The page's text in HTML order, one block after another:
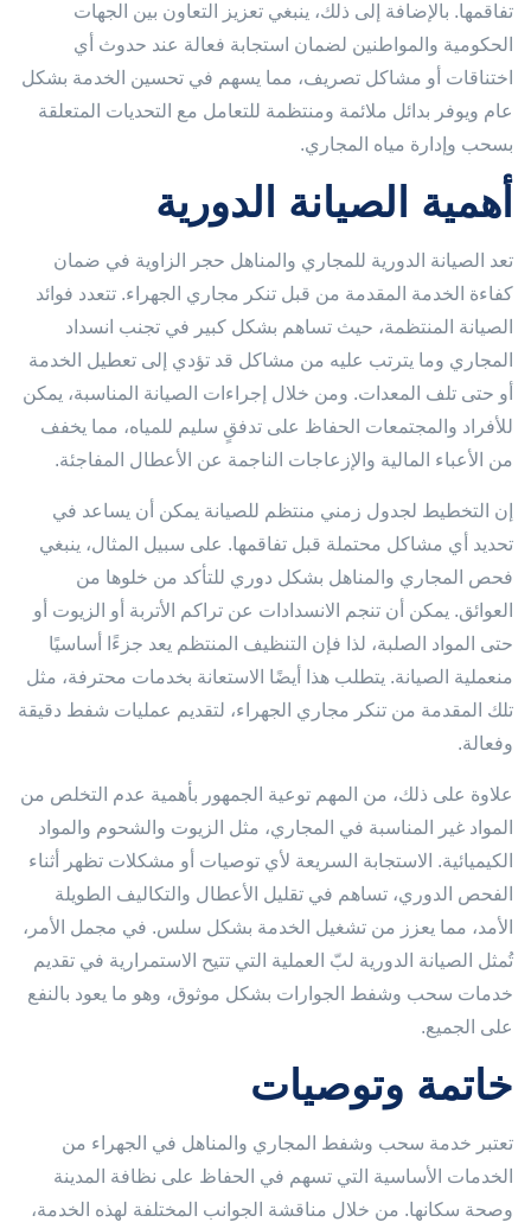
تفاقمها. بالإضافة إلى ذلك، ينبغي تعزيز التعاون بين الجهات
الحكومية والمواطنين لضمان استجابة فعالة عند حدوث أي
اختناقات أو مشاكل تصريف، مما يسهم في تحسين الخدمة بشكل
عام ويوفر بدائل ملائمة ومنتظمة للتعامل مع التحديات المتعلقة
بسحب وإدارة مياه المجاري.
أهمية الصيانة الدورية
تعد الصيانة الدورية للمجاري والمناهل حجر الزاوية في ضمان
كفاءة الخدمة المقدمة من قبل تنكر مجاري الجهراء. تتعدد فوائد
الصيانة المنتظمة، حيث تساهم بشكل كبير في تجنب انسداد
المجاري وما يترتب عليه من مشاكل قد تؤدي إلى تعطيل الخدمة
أو حتى تلف المعدات. ومن خلال إجراءات الصيانة المناسبة، يمكن
للأفراد والمجتمعات الحفاظ على تدفقٍ سليم للمياه، مما يخفف
من الأعباء المالية والإزعاجات الناجمة عن الأعطال المفاجئة.
إن التخطيط لجدول زمني منتظم للصيانة يمكن أن يساعد في
تحديد أي مشاكل محتملة قبل تفاقمها. على سبيل المثال، ينبغي
فحص المجاري والمناهل بشكل دوري للتأكد من خلوها من
العوائق. يمكن أن تنجم الانسدادات عن تراكم الأتربة أو الزيوت أو
حتى المواد الصلبة، لذا فإن التنظيف المنتظم يعد جزءًا أساسيًا
منعملية الصيانة. يتطلب هذا أيضًا الاستعانة بخدمات محترفة، مثل
تلك المقدمة من تنكر مجاري الجهراء، لتقديم عمليات شفط دقيقة
وفعالة.
علاوة على ذلك، من المهم توعية الجمهور بأهمية عدم التخلص من
المواد غير المناسبة في المجاري، مثل الزيوت والشحوم والمواد
الكيميائية. الاستجابة السريعة لأي توصيات أو مشكلات تظهر أثناء
الفحص الدوري، تساهم في تقليل الأعطال والتكاليف الطويلة
الأمد، مما يعزز من تشغيل الخدمة بشكل سلس. في مجمل الأمر،
تُمثل الصيانة الدورية لبّ العملية التي تتيح الاستمرارية في تقديم
خدمات سحب وشفط الجوارات بشكل موثوق، وهو ما يعود بالنفع
على الجميع.
خاتمة وتوصيات
تعتبر خدمة سحب وشفط المجاري والمناهل في الجهراء من
الخدمات الأساسية التي تسهم في الحفاظ على نظافة المدينة
وصحة سكانها. من خلال مناقشة الجوانب المختلفة لهذه الخدمة،